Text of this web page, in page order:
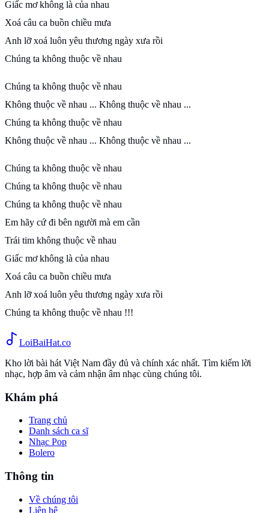
Giấc mơ không là của nhau
Xoá câu ca buồn chiều mưa
Anh lỡ xoá luôn yêu thương ngày xưa rồi
Chúng ta không thuộc về nhau
Chúng ta không thuộc về nhau
Không thuộc về nhau ... Không thuộc về nhau ...
Chúng ta không thuộc về nhau
Không thuộc về nhau ... Không thuộc về nhau ...
Chúng ta không thuộc về nhau
Chúng ta không thuộc về nhau
Chúng ta không thuộc về nhau
Em hãy cứ đi bên người mà em cần
Trái tim không thuộc về nhau
Giấc mơ không là của nhau
Xoá câu ca buồn chiều mưa
Anh lỡ xoá luôn yêu thương ngày xưa rồi
Chúng ta không thuộc về nhau !!!
LoiBaiHat.co
Kho lời bài hát Việt Nam đầy đủ và chính xác nhất. Tìm kiếm lời
nhạc, hợp âm và cảm nhận âm nhạc cùng chúng tôi.
Khám phá
Trang chủ
Danh sách ca sĩ
Nhạc Pop
Bolero
Thông tin
Về chúng tôi
Liên hệ